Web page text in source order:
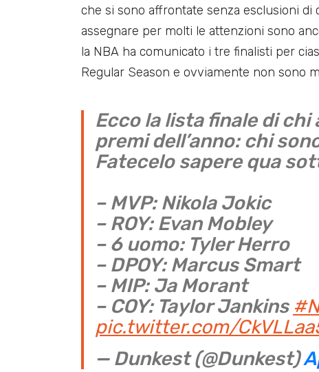
che si sono affrontate senza esclusioni di
assegnare per molti le attenzioni sono
la NBA ha comunicato i tre finalisti per
Regular Season e ovviamente non sono
Ecco la lista finale di chi
premi dell’anno: chi
Fatecelo sapere qua
– MVP: Nikola Jokic
– ROY: Evan Mobley
– 6 uomo: Tyler Herro
– DPOY: Marcus Smart
– MIP: Ja Morant
– COY: Taylor Jankins
pic.twitter.com/
— Dunkest (@Dunkest)